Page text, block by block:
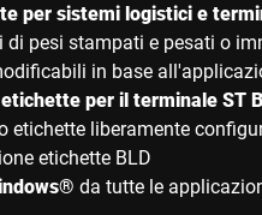
per sistemi logistici e
di pesi stampati e pesati o
in base
per il terminale ST
etichette liberamente
etichette BLD
da tutte le